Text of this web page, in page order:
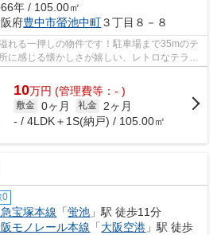
年 / 105.00㎡
府豊中市螢池中町３丁目８－８
れる一押しの物件です！駐車場まで35mのテ
に感じる懐かしさが嬉しい、レトロなテラス
で利用...
10万円 (管理費等：- )
敷金 0ヶ月 礼金
2ヶ月
- / 4LDK＋1S(納戸) / 105.00㎡
0
宝塚本線 「蛍池 」駅 徒歩11分
モノレール本線 「大阪空港 」駅 徒歩